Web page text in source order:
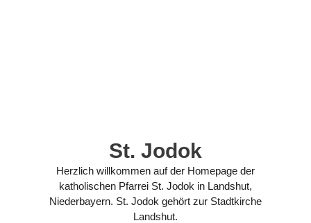
St. Jodok
Herzlich willkommen auf der Homepage der
katholischen Pfarrei St. Jodok in Landshut,
Niederbayern. St. Jodok gehört zur Stadtkirche
Landshut.